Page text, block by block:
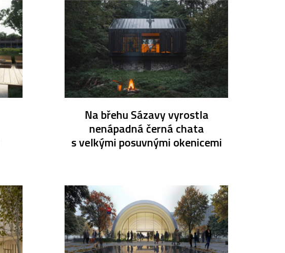
Na břehu Sázavy vyrostla
nenápadná černá chata
s velkými posuvnými okenicemi